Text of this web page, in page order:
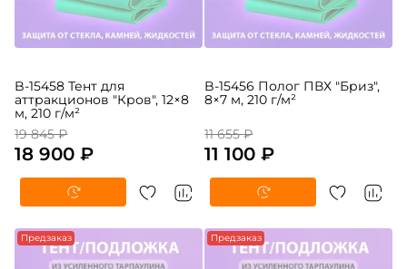
B-15458 Тент для
аттракционов "Кров", 12×8
м, 210 г/м²
19 845 ₽
18 900 ₽
B-15456 Полог ПВХ "Бриз",
11 655 ₽
11 100 ₽
Предзаказ Предзаказ